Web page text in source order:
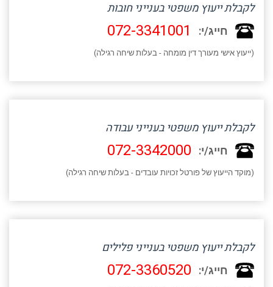
לקבלת ייעוץ משפטי בענייני חובות
חייג/י: 072-3341001
(ייעוץ אישי מעורך דין מומחה - בעלות שיחה רגילה)
לקבלת ייעוץ משפטי בענייני עבודה
חייג/י: 072-3342000
(מוקד הייעוץ של פורטל זכויות עובדים - בעלות שיחה רגילה)
לקבלת ייעוץ משפטי בענייני פלילים
חייג/י: 072-3360520